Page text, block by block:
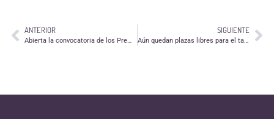
ANTERIOR
Abierta la convocatoria de los Premios Ebrópolis
SIGUIENTE
Aún quedan plazas libres para el taller de radio para la interculturalidad de MCI